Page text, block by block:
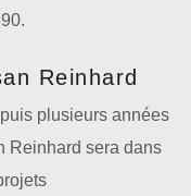
Reinhard
plusieurs années
Reinhard sera dans